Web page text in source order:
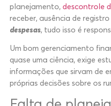
planejamento, descontrole
receber, ausência de registro
despesas, tudo isso é
Um bom gerenciamento
quase uma ciência, exige
informações que sirvam de
próprias decisões sobre os